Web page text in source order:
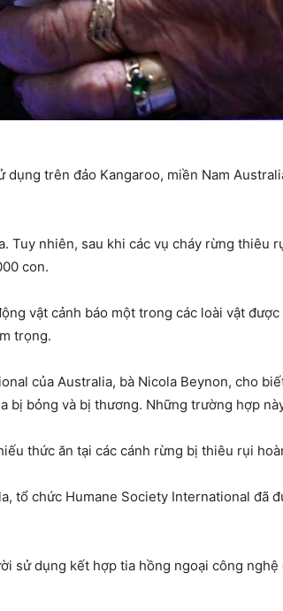
trên đảo Kangaroo, miền Nam
Tuy nhiên, sau khi các vụ cháy rừng thiêu
con.
vật cảnh báo một trong các loài vật
trọng.
của Australia, bà Nicola Beynon, cho
bị bỏng và bị thương. Những trường hợp
thức ăn tại các cánh rừng bị thiêu rụi
tổ chức Humane Society International đã
sử dụng kết hợp tia hồng ngoại công